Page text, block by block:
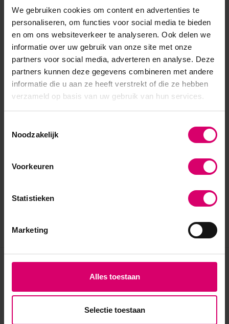
We gebruiken cookies om content en advertenties te
personaliseren, om functies voor social media te bieden
en om ons websiteverkeer te analyseren. Ook delen we
informatie over uw gebruik van onze site met onze
partners voor social media, adverteren en analyse. Deze
partners kunnen deze gegevens combineren met andere
informatie die u aan ze heeft verstrekt of die ze hebben
verzameld op basis van uw gebruik van hun services.
Noodzakelijk
Voorkeuren
Statistieken
Marketing
Alles toestaan
Selectie toestaan
Artikelnummer 36064
SKU 510723